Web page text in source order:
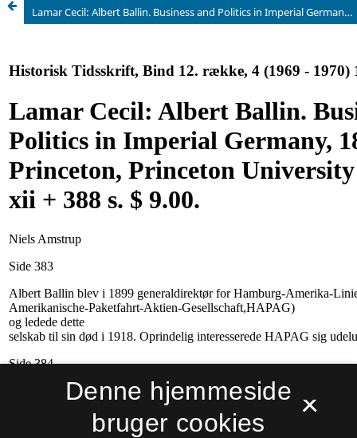
Lamar Cecil: Albert Ballin. Business and Politics in Imperial Germany, 1888-1918. Princeton, Princeton University Press, 1967. xii + 388 s. $ 9.00.
×
Denne hjemmeside
bruger cookies